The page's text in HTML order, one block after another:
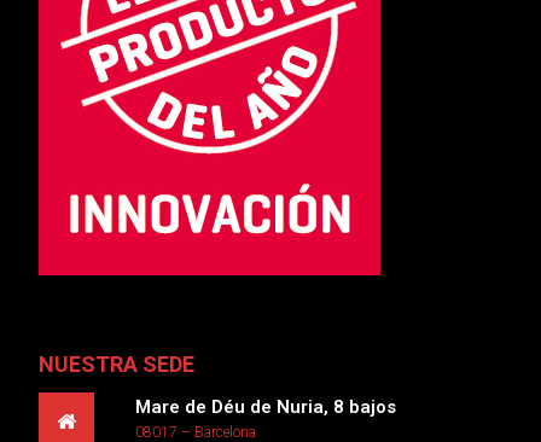
NUESTRA SEDE
Mare de Déu de Nuria, 8 bajos
08017 – Barcelona